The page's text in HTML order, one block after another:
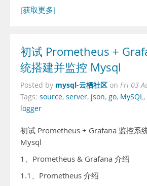
[获取更多]
初试 Prometheus +
统搭建并监控 Mysql
Posted by mysql-云栖社区 on Fri 03
Tags: source, server, json, go, MySQL,
logger
初试 Prometheus + Grafana 监控系
Mysql
1、Prometheus & Grafana 介绍
1.1、Prometheus 介绍